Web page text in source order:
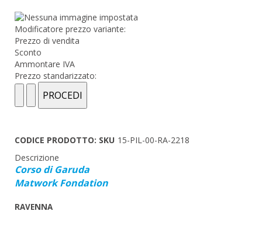
Modificatore prezzo variante:
Prezzo di vendita
Sconto
Ammontare IVA
Prezzo standarizzato:
CODICE PRODOTTO: SKU 15-PIL-00-RA-2218
Descrizione
Corso di Garuda
Matwork Fondation
RAVENNA